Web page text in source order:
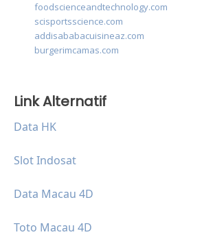
foodscienceandtechnology.com
scisportsscience.com
addisababacuisineaz.com
burgerimcamas.com
Link Alternatif
Data HK
Slot Indosat
Data Macau 4D
Toto Macau 4D